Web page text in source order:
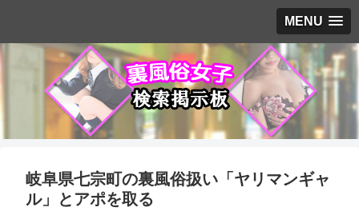
MENU
岐阜県七宗町の裏風俗扱い「ヤリマンギャ
ル」とアポを取る